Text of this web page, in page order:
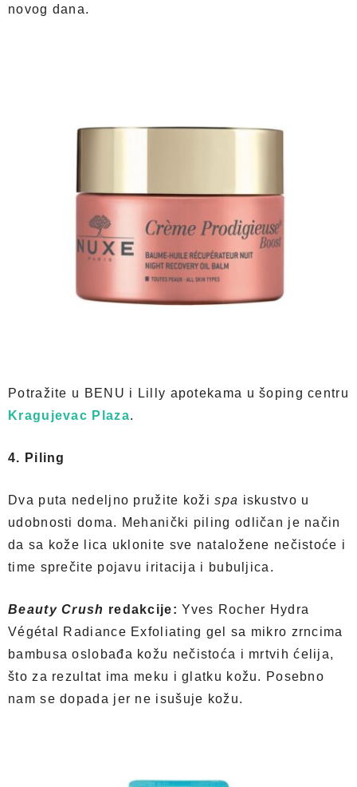
novog dana.
Potražite u BENU i Lilly apotekama u šoping centru
Kragujevac Plaza.
4. Piling
Dva puta nedeljno pružite kožispa iskustvo u
udobnosti doma. Mehanički piling odličan je način
da sa kože lica uklonite sve nataložene nečistoće i
time sprečite pojavu iritacija i bubuljica.
Beauty Crush redakcije: Yves Rocher Hydra
Végétal Radiance Exfoliating gel sa mikro zrncima
bambusa oslobađa kožu nečistoća i mrtvih ćelija,
što za rezultat ima meku i glatku kožu. Posebno
nam se dopada jer ne isušuje kožu.